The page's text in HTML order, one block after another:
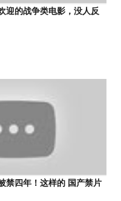
迎的战争类电影，没人反
禁四年！这样的 国产禁片